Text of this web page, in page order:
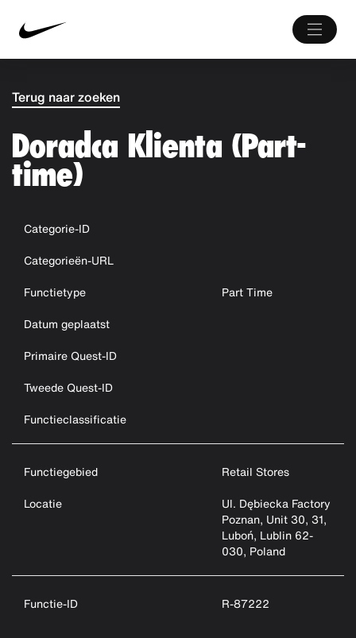
Terug naar zoeken
Doradca Klienta (Part-
time)
Categorie-ID
Categorieën-URL
Functietype
Part Time
Datum geplaatst
Primaire Quest-ID
Tweede Quest-ID
Functieclassificatie
Functiegebied
Retail Stores
Locatie
Ul. Dębiecka Factory
Poznan, Unit 30, 31,
Luboń, Lublin 62-
030, Poland
Functie-ID R-87222